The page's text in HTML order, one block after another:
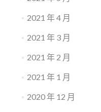
2021 年 4 月
2021 年 3 月
2021 年 2 月
2021 年 1 月
2020 年 12 月